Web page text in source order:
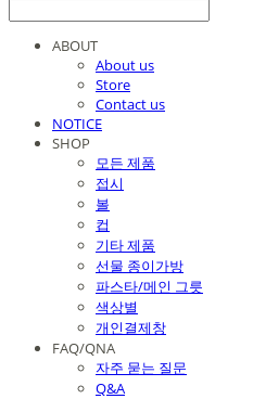
ABOUT
About us
Store
Contact us
NOTICE
SHOP
모든 제품
접시
볼
컵
기타 제품
선물 종이가방
파스타/메인 그릇
색상별
개인결제창
FAQ/QNA
자주 묻는 질문
Q&A